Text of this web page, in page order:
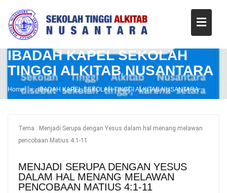
IBADAH KAPEL SEKOLAH
TINGGI ALKITAB NUSANTARA
Home IBADAH KAPEL SEKOLAH TINGGI ALKITAB NUSANTARA
Tema : Menjadi Serupa dengan Yesus dalam hal menang melawan
pencobaan Matius 4:1-11
MENJADI SERUPA DENGAN YESUS
DALAM HAL MENANG MELAWAN
PENCOBAAN MATIUS 4:1-11